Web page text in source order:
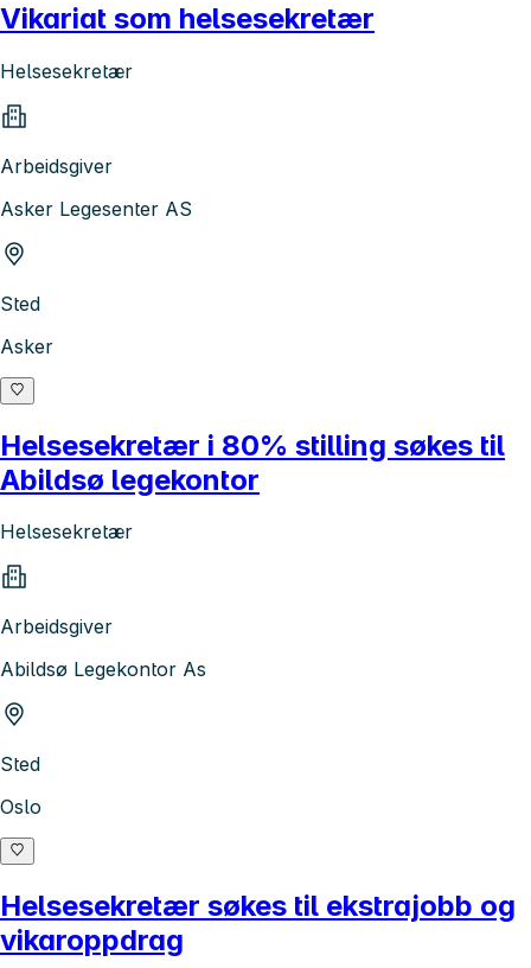
Vikariat som helsesekretær
Helsesekretær
Arbeidsgiver
Asker Legesenter AS
Sted
Asker
Helsesekretær i 80% stilling søkes til
Abildsø legekontor
Helsesekretær
Arbeidsgiver
Abildsø Legekontor As
Sted
Oslo
Helsesekretær søkes til ekstrajobb og
vikaroppdrag